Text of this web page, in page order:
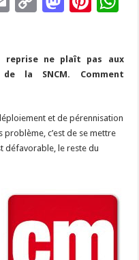
l
y
n
k
d
n
es
p
ne plaît pas aux
la SNCM. Comment
et de pérennisation
problème, c’est de se mettre
défavorable, le reste du